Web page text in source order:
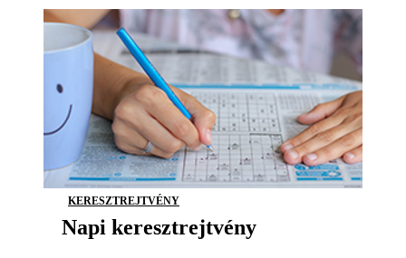
KERESZTREJTVÉNY
Napi keresztrejtvény